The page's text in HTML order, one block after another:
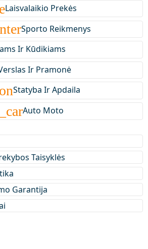
Laisvalaikio Prekės
Sporto Reikmenys
Ir Kūdikiams
Ir Pramonė
Statyba Ir Apdaila
Auto Moto
Taisyklės
Garantija